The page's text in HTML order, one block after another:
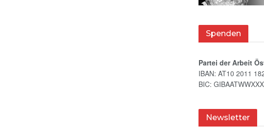
Spenden
Partei der Arbeit
IBAN: AT10 2011
BIC: GIBAATWWXXX
Newsletter